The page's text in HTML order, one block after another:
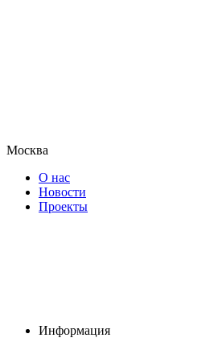
Москва
О нас
Новости
Проекты
Информация